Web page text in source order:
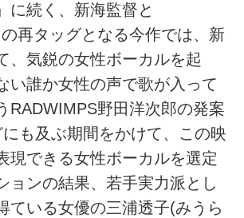
に続く、新海監督と
再タッグとなる今作では、新
、気鋭の女性ボーカルを起
い誰か女性の声で歌が入って
RADWIMPS野田洋次郎の発案
も及ぶ期間をかけて、この映
現できる女性ボーカルを選定
ョンの結果、若手実力派とし
ている女優の三浦透子(みうら